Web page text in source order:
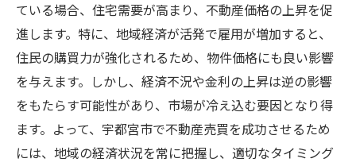
ている場合、住宅需要が高まり、不動産価格の上昇を促
進します。特に、地域経済が活発で雇用が増加すると、
住民の購買力が強化されるため、物件価格にも良い影響
を与えます。しかし、経済不況や金利の上昇は逆の影響
をもたらす可能性があり、市場が冷え込む要因となり得
ます。よって、宇都宮市で不動産売買を成功させるため
には、地域の経済状況を常に把握し、適切なタイミング